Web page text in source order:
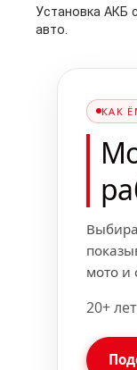
Установка АКБ
авто.
КАК
мото и
20+